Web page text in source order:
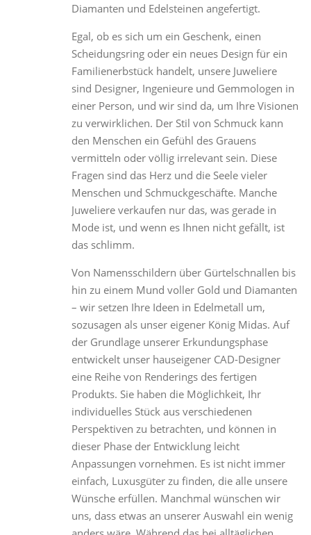
Diamanten und Edelsteinen angefertigt.
Egal, ob es sich um ein Geschenk, einen
Scheidungsring oder ein neues Design für ein
Familienerbstück handelt, unsere Juweliere
sind Designer, Ingenieure und Gemmologen in
einer Person, und wir sind da, um Ihre Visionen
zu verwirklichen. Der Stil von Schmuck kann
den Menschen ein Gefühl des Grauens
vermitteln oder völlig irrelevant sein. Diese
Fragen sind das Herz und die Seele vieler
Menschen und Schmuckgeschäfte. Manche
Juweliere verkaufen nur das, was gerade in
Mode ist, und wenn es Ihnen nicht gefällt, ist
das schlimm.
Von Namensschildern über Gürtelschnallen bis
hin zu einem Mund voller Gold und Diamanten
– wir setzen Ihre Ideen in Edelmetall um,
sozusagen als unser eigener König Midas. Auf
der Grundlage unserer Erkundungsphase
entwickelt unser hauseigener CAD-Designer
eine Reihe von Renderings des fertigen
Produkts. Sie haben die Möglichkeit, Ihr
individuelles Stück aus verschiedenen
Perspektiven zu betrachten, und können in
dieser Phase der Entwicklung leicht
Anpassungen vornehmen. Es ist nicht immer
einfach, Luxusgüter zu finden, die alle unsere
Wünsche erfüllen. Manchmal wünschen wir
uns, dass etwas an unserer Auswahl ein wenig